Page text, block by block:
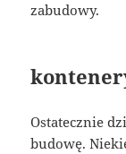
zabudowy.
Ostatecznie
budowę.